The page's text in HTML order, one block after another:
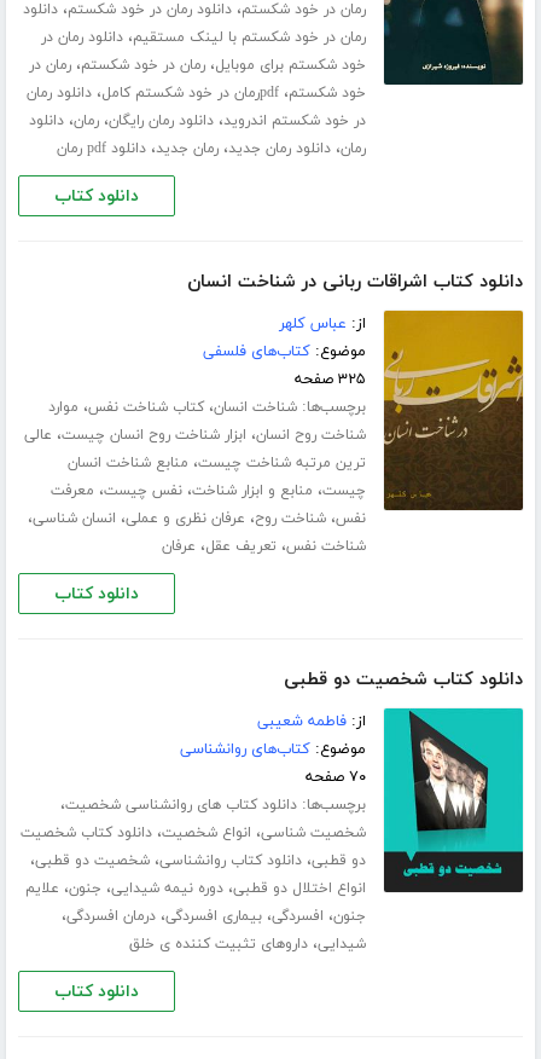
رمان در خود شکستم،دانلود رمان در خود شکستم،دانلود
رمان در خود شکستم با لینک مستقیم،دانلود رمان در
خود شکستم برای موبایل،رمان در خود شکستم،رمان در
خود شکستم،pdfرمان در خود شکستم کامل ،دانلود رمان
در خود شکستم اندروید،دانلود رمان رایگان،رمان،دانلود
رمان،دانلود رمان جدید،رمان جدید،دانلود pdf رمان
دانلود کتاب
دانلود کتاب اشراقات ربانی در شناخت انسان
از: عباس کلهر
موضوع:کتاب‌های فلسفی
۳۲۵ صفحه
برچسب‌ها:شناخت انسان،کتاب شناخت نفس، موارد
شناخت روح انسان، ابزار شناخت روح انسان چیست، عالی
ترین مرتبه شناخت چیست، منابع شناخت انسان
چیست، منابع و ابزار شناخت،نفس چیست، معرفت
نفس،شناخت روح، عرفان نظری و عملی، انسان شناسی،
شناخت نفس، تعریف عقل، عرفان
دانلود کتاب
دانلود کتاب شخصیت دو قطبی
از:فاطمه شعیبی
موضوع:کتاب‌های روانشناسی
۷۰ صفحه
برچسب‌ها:دانلود کتاب های روانشناسی شخصیت،
شخصیت شناسی، انواع شخصیت،دانلود کتاب شخصیت
دو قطبی،دانلود کتاب روانشناسی،شخصیت دو قطبی،
انواع اختلال دو قطبی،دوره نیمه شیدایی، جنون، علایم
جنون، افسردگی،بیماری افسردگی،درمان افسردگی،
شیدایی،داروهای تثبیت کننده ی خلق
دانلود کتاب